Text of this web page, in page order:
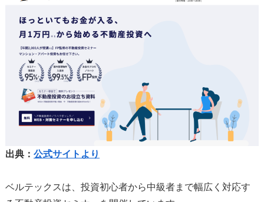
出典： 公式サイトより
ベルテックスは、投資初心者から中級者まで幅広く対応す